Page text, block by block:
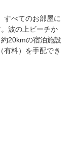
すべてのお部屋に
波の上ビーチか
20kmの宿泊施設
有料）を手配でき